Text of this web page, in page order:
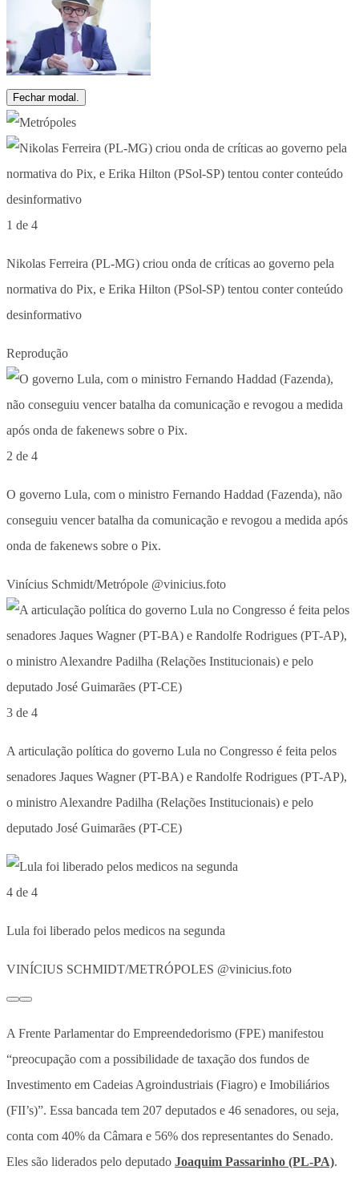
Fechar modal.
1 de 4
Nikolas Ferreira (PL-MG) criou onda de críticas ao governo pela
normativa do Pix, e Erika Hilton (PSol-SP) tentou conter conteúdo
desinformativo
Reprodução
2 de 4
O governo Lula, com o ministro Fernando Haddad (Fazenda), não
conseguiu vencer batalha da comunicação e revogou a medida após
onda de fakenews sobre o Pix.
Vinícius Schmidt/Metrópole @vinicius.foto
3 de 4
A articulação política do governo Lula no Congresso é feita pelos
senadores Jaques Wagner (PT-BA) e Randolfe Rodrigues (PT-AP),
o ministro Alexandre Padilha (Relações Institucionais) e pelo
deputado José Guimarães (PT-CE)
4 de 4
Lula foi liberado pelos medicos na segunda
VINÍCIUS SCHMIDT/METRÓPOLES @vinicius.foto
A Frente Parlamentar do Empreendedorismo (FPE) manifestou
“preocupação com a possibilidade de taxação dos fundos de
Investimento em Cadeias Agroindustriais (Fiagro) e Imobiliários
(FII’s)”. Essa bancada tem 207 deputados e 46 senadores, ou seja,
conta com 40% da Câmara e 56% dos representantes do Senado.
Eles são liderados pelo deputado Joaquim Passarinho (PL-PA).